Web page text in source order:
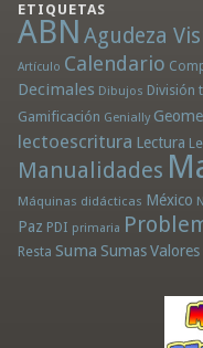
ETIQUETAS
ABN Agudeza
Artículo Calendario
Decimales Dibujos División
Gamificación Genially
lectoescritura Lectura
Manualidades
Máquinas didácticas México
Paz PDI primaria
Resta Suma Sumas Valores